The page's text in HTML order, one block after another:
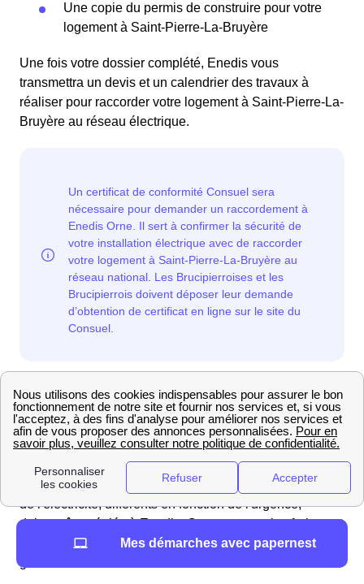
Une copie du permis de construire pour votre
logement à Saint-Pierre-La-Bruyère
Une fois votre dossier complété, Enedis vous
transmettra un devis et un calendrier des travaux à
réaliser pour raccorder votre logement à Saint-Pierre-La-
Bruyère au réseau électrique.
service EDF à Saint-Pierre-La-Bruyère en 2025 ?
Les Brucipierrois et les Brucipierroises résidant à Saint-
Pierre-La-Bruyère (61340) bénéficient de tarifs de mise
en service fixés par les autorités, les mêmes pour tous
les fournisseurs d'énergie. Les frais de mise en service
de l'électricité, différents en fonction de l'urgence,
doivent être réglés à Enedis. Quant au gaz, les frais sont
à régler auprès de GRDF, le gestionnaire du réseau de
Mes démarches avec papernest